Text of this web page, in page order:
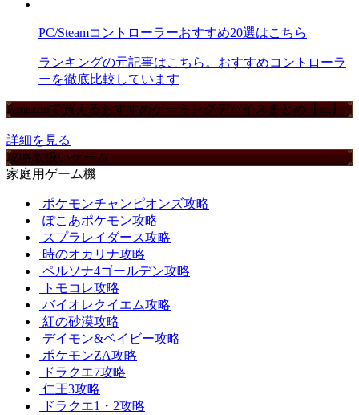
PC/Steamコントローラーおすすめ20選はこちら
ランキングの元記事はこちら。おすすめコントローラ
ーを徹底比較しています
Amazonで買えるおすすめゲーミングデバイスまとめ【ad】
詳細を見る
攻略取扱いゲーム
家庭用ゲーム機
ポケモンチャンピオンズ攻略
ぽこあポケモン攻略
スプラレイダース攻略
時のオカリナ攻略
ペルソナ4ゴールデン攻略
トモコレ攻略
バイオレクイエム攻略
紅の砂漠攻略
デイモン&ベイビー攻略
ポケモンZA攻略
ドラクエ7攻略
仁王3攻略
ドラクエ1・2攻略